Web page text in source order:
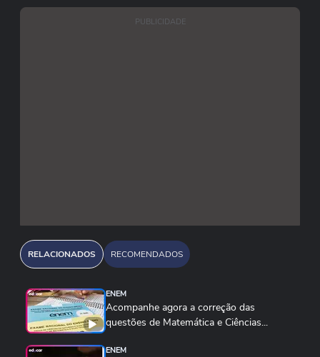
transmissão ao vivo no Terra.
PUBLICIDADE
RELACIONADOS RECOMENDADOS
ENEM
Acompanhe agora a correção das
questões de Matemática e Ciências...
ENEM